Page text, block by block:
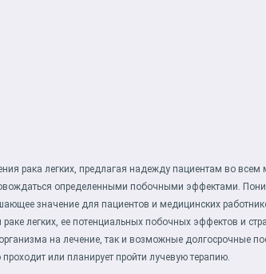
рака легких, предлагая надежду пациентам во всем
определенными побочными эффектами.
значение для пациентов и медицинских
легких, ее потенциальных побочных эффектов и
на лечение, так и возможные долгосрочные
или планирует пройти лучевую терапию.